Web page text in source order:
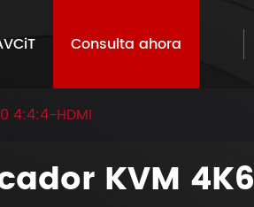
Consulta ahora
KVM
4:4:4-HDMI